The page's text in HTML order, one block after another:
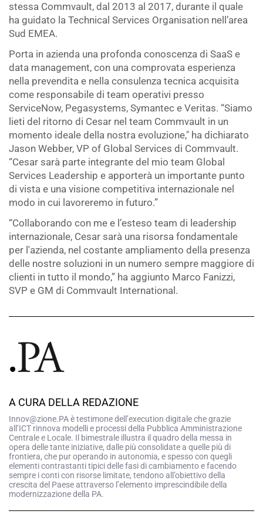
stessa Commvault, dal 2013 al 2017, durante il quale
ha guidato la Technical Services Organisation nell’area
Sud EMEA.
Porta in azienda una profonda conoscenza di SaaS e
data management, con una comprovata esperienza
nella prevendita e nella consulenza tecnica acquisita
come responsabile di team operativi presso
ServiceNow, Pegasystems, Symantec e Veritas. “Siamo
lieti del ritorno di Cesar nel team Commvault in un
momento ideale della nostra evoluzione," ha dichiarato
Jason Webber, VP of Global Services di Commvault.
“Cesar sarà parte integrante del mio team Global
Services Leadership e apporterà un importante punto
di vista e una visione competitiva internazionale nel
modo in cui lavoreremo in futuro.”
“Collaborando con me e l’esteso team di leadership
internazionale, Cesar sarà una risorsa fondamentale
per l'azienda, nel costante ampliamento della presenza
delle nostre soluzioni in un numero sempre maggiore di
clienti in tutto il mondo,” ha aggiunto Marco Fanizzi,
SVP e GM di Commvault International.
A CURA DELLA REDAZIONE
Innov@zione.PA è testimone dell’execution digitale che grazie
all’ICT rinnova modelli e processi della Pubblica Amministrazione
Centrale e Locale. Il bimestrale illustra il quadro della messa in
opera delle tante iniziative, dalle più consolidate a quelle più di
frontiera, che pur operando in autonomia, e spesso con quegli
elementi contrastanti tipici delle fasi di cambiamento e facendo
sempre i conti con risorse limitate, tendono all’obiettivo della
crescita del Paese attraverso l’elemento imprescindibile della
modernizzazione della PA.